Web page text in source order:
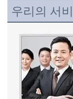
우리의 서